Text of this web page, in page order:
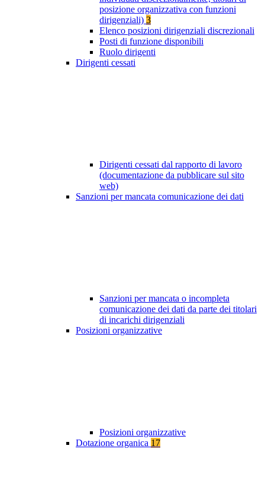
posizione organizzativa con funzioni
dirigenziali) 3
Elenco posizioni dirigenziali discrezionali
Posti di funzione disponibili
Ruolo dirigenti
Dirigenti cessati
Dirigenti cessati dal rapporto di lavoro
(documentazione da pubblicare sul sito
web)
Sanzioni per mancata comunicazione dei dati
Sanzioni per mancata o incompleta
comunicazione dei dati da parte dei titolari
di incarichi dirigenziali
Posizioni organizzative
Posizioni organizzative
Dotazione organica 17